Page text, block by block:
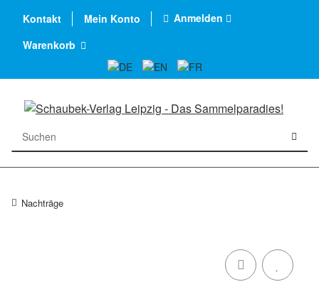
Kontakt Mein Konto
Anmelden
Warenkorb
Nachträge